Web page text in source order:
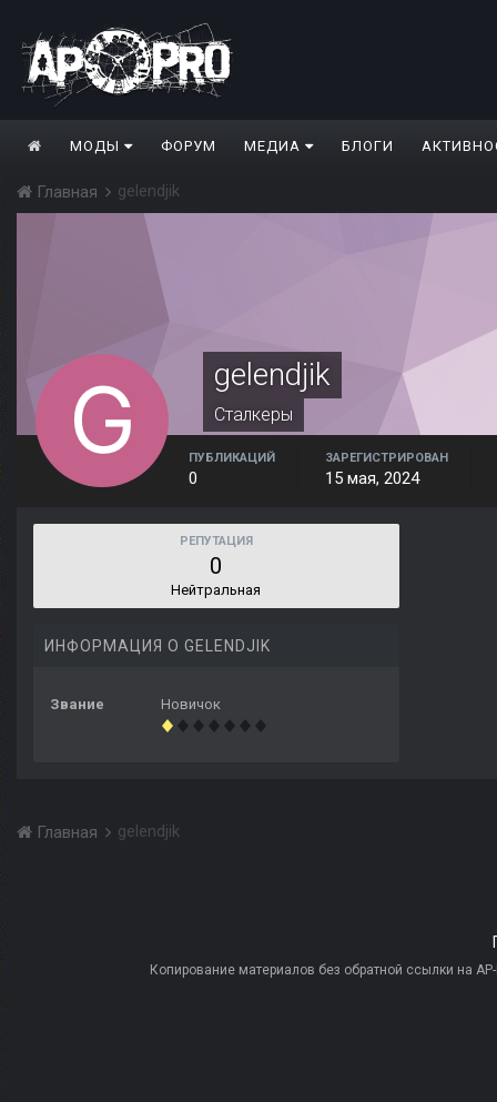
МОДЫ ФОРУМ МЕДИА БЛОГИ
Главная gelendjik
gelendjik
Сталкеры
ПУБЛИКАЦИЙ
0
ЗАРЕГИСТРИРОВАН
15 мая, 2024
РЕПУТАЦИЯ
0
Нейтральная
ИНФОРМАЦИЯ О GELENDJIK
Звание Новичок
Главная gelendjik
Копирование материалов без обратной ссылки на